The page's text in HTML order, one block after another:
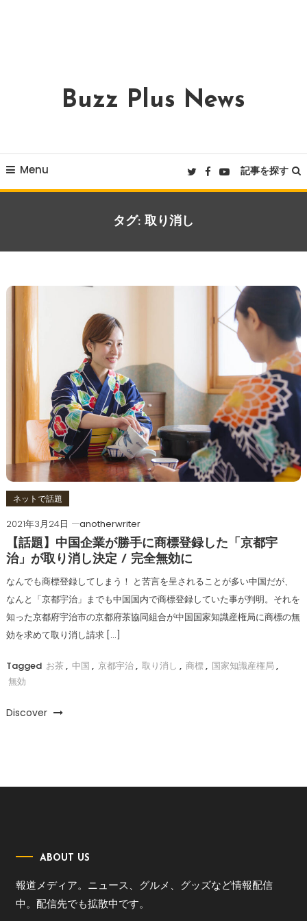
Buzz Plus News
Menu 記事を探す
タグ: 取り消し
ネットで話題
2021年3月24日
anotherwriter
【話題】中国企業が勝手に商標登録した「京都宇
治」が取り消し決定 / 完全無効に
なんでも商標登録してしまう！ と苦言を呈されることが多い中国だが、
なんと「京都宇治」までも中国国内で商標登録していた事が判明。それを
知った京都府宇治市の京都府茶協同組合が中国国家知識産権局に商標の無
効を求めて取り消し請求 […]
Tagged お茶 , 中国 , 京都宇治, 取り消し , 商標, 国家知識産権局 ,
無効
Discover
ABOUT US
報道メディア。ニュース、グルメ、グッズなど情報配信
中。配信先でも拡散中です。